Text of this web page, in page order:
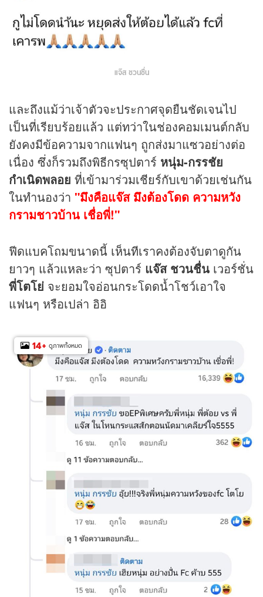
แจ๊ส ชวนชื่น
และถึงแม้ว่าเจ้าตัวจะประกาศจุดยืนชัดเจนไป
เป็นที่เรียบร้อยแล้ว แต่ทว่าในช่องคอมเมนต์กลับ
ยังคงมีข้อความจากแฟนๆ ถูกส่งมาแซวอย่างต่อ
เนื่อง ซึ่งก็รวมถึงพิธีกรซุปตาร์ หนุ่ม-กรรชัย
กำเนิดพลอย ที่เข้ามาร่วมเชียร์กับเขาด้วยเช่นกัน
ในทำนองว่า "มึงคือแจ๊ส มึงต้องโดด ความหวัง
กรามชาวบ้าน เชื่อพี่!"
ฟีดแบคโถมขนาดนี้ เห็นทีเราคงต้องจับตาดูกัน
ยาวๆ แล้วแหละว่า ซุปตาร์ แจ๊ส ชวนชื่น เวอร์ชั่น
พี่โตโย่ จะยอมใจอ่อนกระโดดน้ำโชว์เอาใจ
แฟนๆ หรือเปล่า อิอิ
14+ ดูภาพทั้งหมด